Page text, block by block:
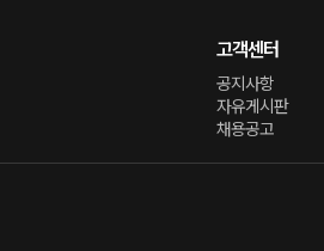
고객센터
공지사항
자유게시판
채용공고